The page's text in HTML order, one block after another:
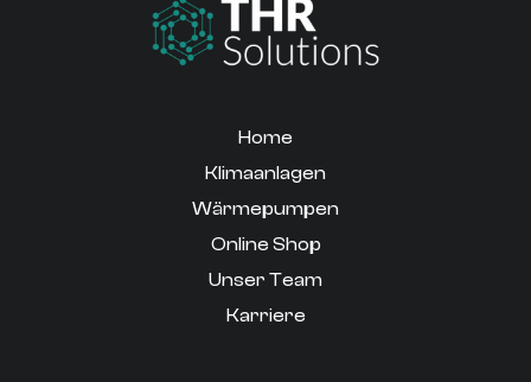
Home
Klimaanlagen
Wärmepumpen
Online Shop
Unser Team
Karriere